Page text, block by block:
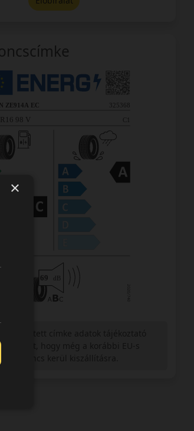
hogy még a korábbi EU-s
abroncs kerül kiszállításra.
×